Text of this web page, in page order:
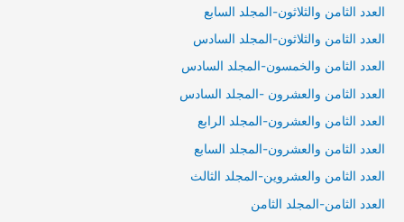
العدد الثامن والثلاثون-المجلد السابع
العدد الثامن والثلاثون-المجلد السادس
العدد الثامن والخمسون-المجلد السادس
العدد الثامن والعشرون -المجلد السادس
العدد الثامن والعشرون-المجلد الرابع
العدد الثامن والعشرون-المجلد السابع
العدد الثامن والعشروين-المجلد الثالث
العدد الثامن-المجلد الثامن